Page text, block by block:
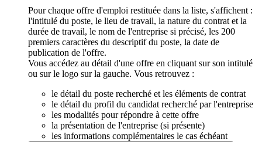
Pour chaque offre d'emploi restituée dans la liste, s'affichent :
l'intitulé du poste, le lieu de travail, la nature du contrat et la
durée de travail, le nom de l'entreprise si précisé, les 200
premiers caractères du descriptif du poste, la date de
publication de l'offre.
Vous accédez au détail d'une offre en cliquant sur son intitulé
ou sur le logo sur la gauche. Vous retrouvez :
le détail du poste recherché et les éléments de contrat
le détail du profil du candidat recherché par l'entreprise
les modalités pour répondre à cette offre
la présentation de l'entreprise (si présente)
les informations complémentaires le cas échéant